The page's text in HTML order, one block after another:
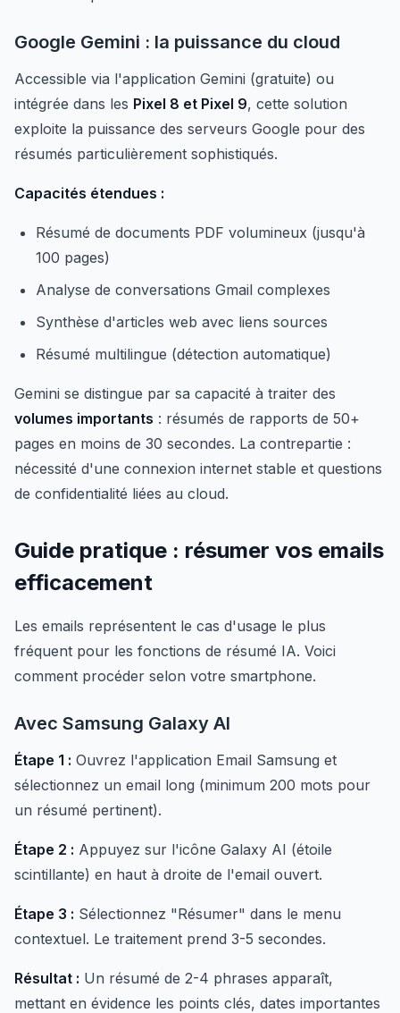
Google Gemini : la puissance du cloud
Accessible via l'application Gemini (gratuite) ou
intégrée dans les Pixel 8 et Pixel 9, cette solution
exploite la puissance des serveurs Google pour des
résumés particulièrement sophistiqués.
Capacités étendues :
Résumé de documents PDF volumineux (jusqu'à
100 pages)
Analyse de conversations Gmail complexes
Synthèse d'articles web avec liens sources
Résumé multilingue (détection automatique)
Gemini se distingue par sa capacité à traiter des
volumes importants : résumés de rapports de 50+
pages en moins de 30 secondes. La contrepartie :
nécessité d'une connexion internet stable et questions
de confidentialité liées au cloud.
Guide pratique : résumer vos emails
efficacement
Les emails représentent le cas d'usage le plus
fréquent pour les fonctions de résumé IA. Voici
comment procéder selon votre smartphone.
Avec Samsung Galaxy AI
Étape 1 : Ouvrez l'application Email Samsung et
sélectionnez un email long (minimum 200 mots pour
un résumé pertinent).
Étape 2 : Appuyez sur l'icône Galaxy AI (étoile
scintillante) en haut à droite de l'email ouvert.
Étape 3 : Sélectionnez "Résumer" dans le menu
contextuel. Le traitement prend 3-5 secondes.
Résultat : Un résumé de 2-4 phrases apparaît,
mettant en évidence les points clés, dates importantes